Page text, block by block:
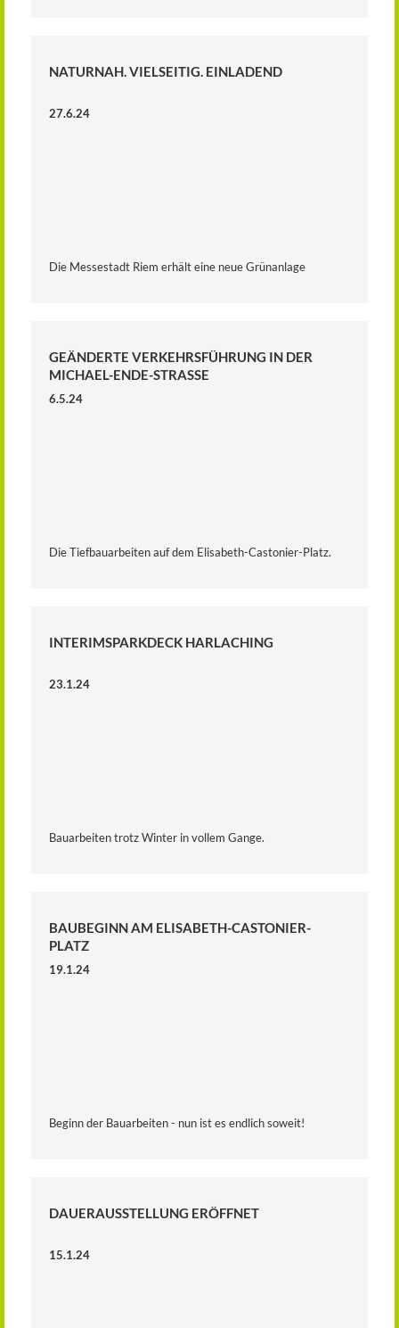
NATURNAH. VIELSEITIG. EINLADEND
27.6.24
Die Messestadt Riem erhält eine neue Grünanlage
GEÄNDERTE VERKEHRSFÜHRUNG IN DER
MICHAEL-ENDE-STRASSE
6.5.24
Die Tiefbauarbeiten auf dem Elisabeth-Castonier-Platz.
INTERIMSPARKDECK HARLACHING
23.1.24
Bauarbeiten trotz Winter in vollem Gange.
BAUBEGINN AM ELISABETH-CASTONIER-
PLATZ
19.1.24
Beginn der Bauarbeiten - nun ist es endlich soweit!
DAUERAUSSTELLUNG ERÖFFNET
15.1.24